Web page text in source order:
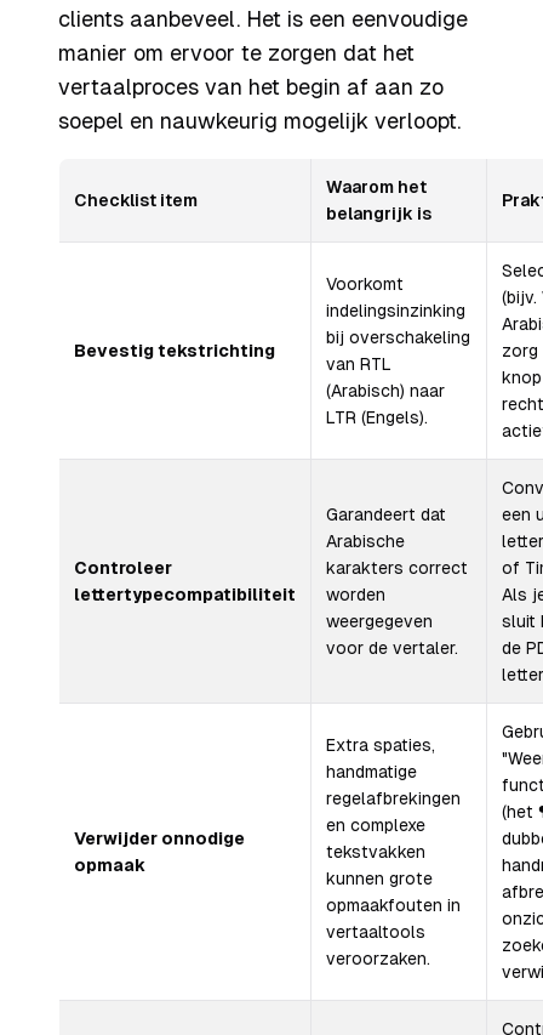
clients aanbeveel. Het is een eenvoudige
manier om ervoor te zorgen dat het
vertaalproces van het begin af aan zo
soepel en nauwkeurig mogelijk verloopt.
Checklist item
Waarom het
belangrijk is
Bevestig tekstrichting
Voorkomt
indelingsinzinking
bij overschakeling
van RTL
(Arabisch) naar
LTR (Engels).
(bijv.
zorg
Controleer
lettertypecompatibiliteit
Garandeert dat
Arabische
karakters correct
worden
weergegeven
voor de vertaler.
een
of
Als
sluit
de
Verwijder onnodige
opmaak
Extra spaties,
handmatige
regelafbrekingen
en complexe
tekstvakken
kunnen grote
opmaakfouten in
vertaaltools
veroorzaken.
(het